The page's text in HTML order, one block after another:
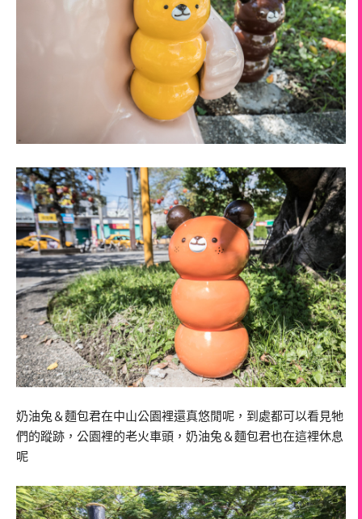
奶油兔＆麵包君在中山公園裡還真悠閒呢，到處都可以看見牠
們的蹤跡，公園裡的老火車頭，奶油兔＆麵包君也在這裡休息
呢